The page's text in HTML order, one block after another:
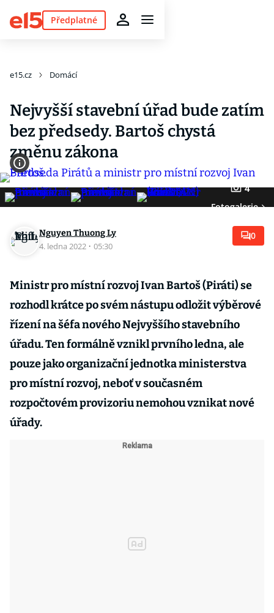
Předplatné
e15.cz Domácí
Nejvyšší stavební úřad bude zatím
bez předsedy. Bartoš chystá
změnu zákona
4
Fotogalerie
Nguyen Thuong Ly
4. ledna 2022 · 05:30
0
Ministr pro místní rozvoj Ivan Bartoš (Piráti) se
rozhodl krátce po svém nástupu odložit výběrové
řízení na šéfa nového Nejvyššího stavebního
úřadu. Ten formálně vznikl prvního ledna, ale
pouze jako organizační jednotka ministerstva
pro místní rozvoj, neboť v současném
rozpočtovém provizoriu nemohou vznikat nové
úřady.